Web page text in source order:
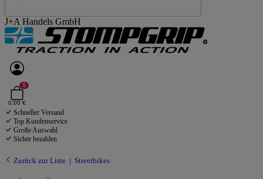
J+A Handels GmbH
0
0,00 €
Schneller Versand
Top Kundenservice
Große Auswahl
Sicher bezahlen
Zurück zur Liste Streetbikes